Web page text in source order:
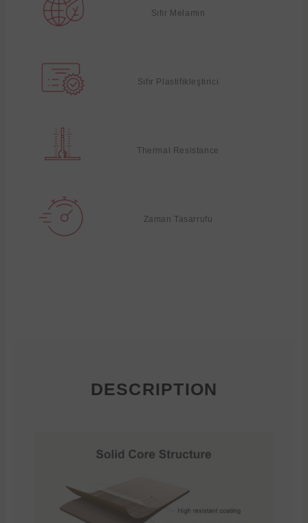
Sıfır Melamin
Sıfır Plastifikleştirici
Thermal Resistance
Zaman Tasarrufu
DESCRIPTION